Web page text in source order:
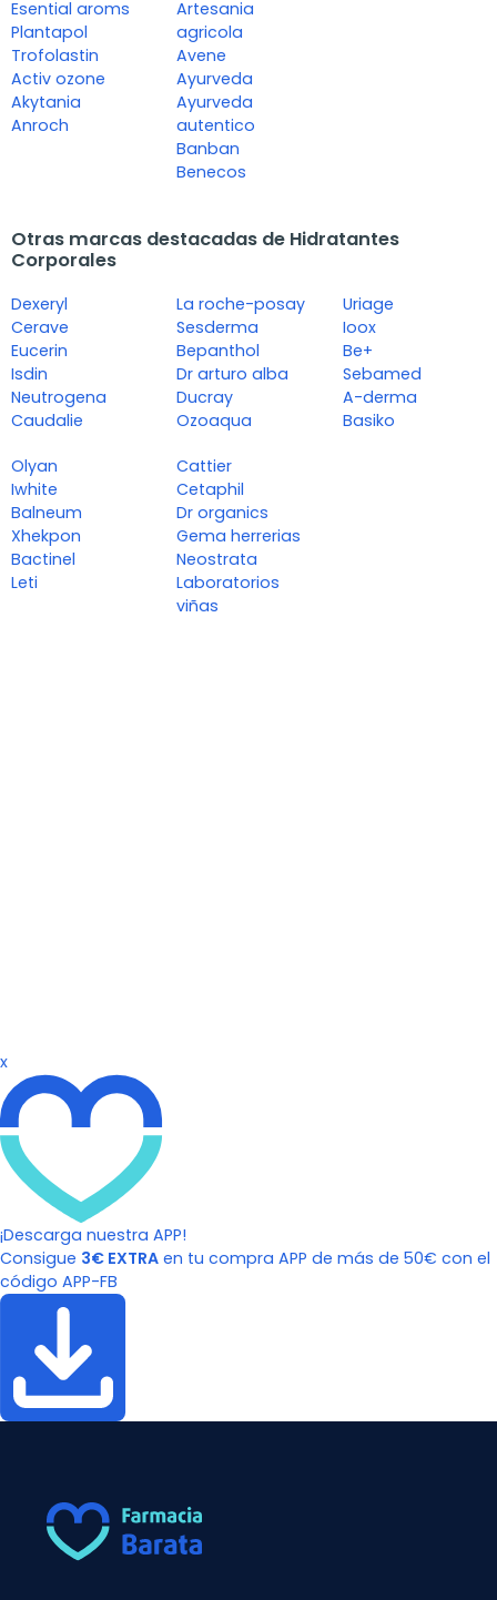
Esential aroms
Plantapol
Trofolastin
Activ ozone
Akytania
Anroch
Artesania
agricola
Avene
Ayurveda
Ayurveda
autentico
Banban
Benecos
Otras marcas destacadas de Hidratantes
Corporales
Dexeryl
Cerave
Eucerin
Isdin
Neutrogena
Caudalie
La roche-posay
Sesderma
Bepanthol
Dr arturo alba
Ducray
Ozoaqua
Uriage
Ioox
Be+
Sebamed
A-derma
Basiko
Olyan
Iwhite
Balneum
Xhekpon
Bactinel
Leti
Cattier
Cetaphil
Dr organics
Gema herrerias
Neostrata
Laboratorios
viñas
x
¡Descarga nuestra APP!
Consigue 3€ EXTRA en tu compra APP de más de 50€ con el
código APP-FB